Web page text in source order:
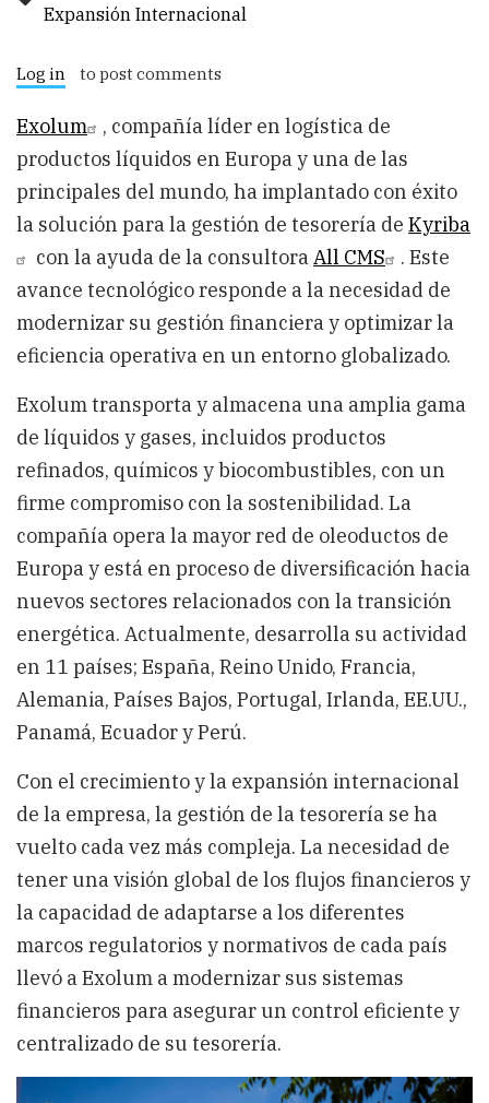
Expansión Internacional
Log in to post comments
Exolum , compañía líder en logística de
productos líquidos en Europa y una de las
principales del mundo, ha implantado con éxito
la solución para la gestión de tesorería de Kyriba
con la ayuda de la consultoraAll CMS
. Este
avance tecnológico responde a la necesidad de
modernizar su gestión financiera y optimizar la
eficiencia operativa en un entorno globalizado.
Exolum transporta y almacena una amplia gama
de líquidos y gases, incluidos productos
refinados, químicos y biocombustibles, con un
firme compromiso con la sostenibilidad. La
compañía opera la mayor red de oleoductos de
Europa y está en proceso de diversificación hacia
nuevos sectores relacionados con la transición
energética. Actualmente, desarrolla su actividad
en 11 países; España, Reino Unido, Francia,
Alemania, Países Bajos, Portugal, Irlanda, EE.UU.,
Panamá, Ecuador y Perú.
Con el crecimiento y la expansión internacional
de la empresa, la gestión de la tesorería se ha
vuelto cada vez más compleja. La necesidad de
tener una visión global de los flujos financieros y
la capacidad de adaptarse a los diferentes
marcos regulatorios y normativos de cada país
llevó a Exolum a modernizar sus sistemas
financieros para asegurar un control eficiente y
centralizado de su tesorería.